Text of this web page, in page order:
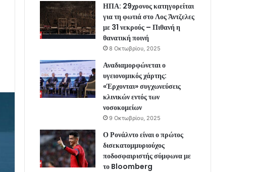
ΗΠΑ: 29χρονος κατηγορείται
για τη φωτιά στο Λος Άντζελες
με 31 νεκρούς – Πιθανή η
θανατική ποινή
8 Οκτωβρίου, 2025
Αναδιαμορφώνεται ο
υγειονομικός χάρτης:
«Έρχονται» συγχωνεύσεις
κλινικών εντός των
νοσοκομείων
9 Οκτωβρίου, 2025
Ο Ρονάλντο είναι ο πρώτος
δισεκατομμυριούχος
ποδοσφαιριστής σύμφωνα με
το Bloomberg